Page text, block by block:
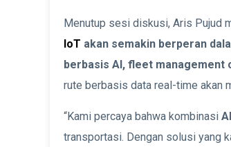
Menutup sesi diskusi, Aris Pujud
IoT akan semakin berperan
berbasis AI, fleet management
rute berbasis data real-time akan
“Kami percaya bahwa kombinasi
transportasi. Dengan solusi yang